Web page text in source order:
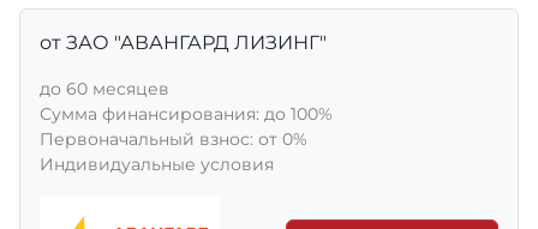
от ЗАО "АВАНГАРД ЛИЗИНГ"
до 60 месяцев
Сумма финансирования: до 100%
Первоначальный взнос: от 0%
Индивидуальные условия